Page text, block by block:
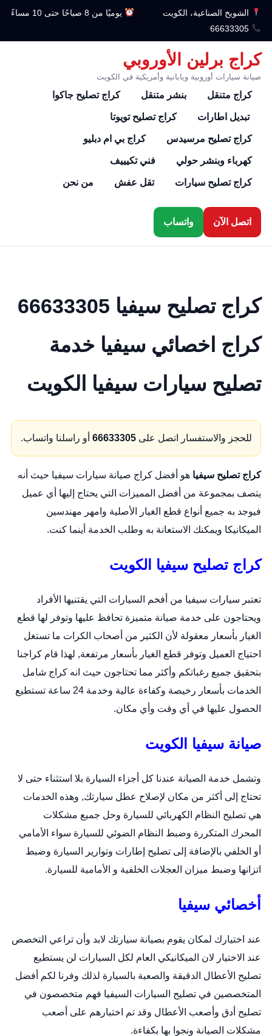
الشويخ الصناعية، الكويت
يوميًا من 8 صباحًا حتى 10 مساءً
66633305
كراج برلين الأوروبي
صيانة سيارات أوروبية ويابانية وأمريكية في الكويت
كراج متنقل بنشر متنقل كراج تصليح جاكوا
تبديل اطارات كراج تصليح تويوتا
كراج تصليح مرسيدس كراج بي ام دبليو
كهرباء وبنشر حولي فني تكيييف
كراج تصليح سيارات تقل عفش من نحن
اتصل الآن واتساب
كراج تصليح سيفيا 66633305
كراج اخصائي سيفيا خدمة
تصليح سيارات سيفيا الكويت
للحجز والاستفسار اتصل على 66633305أو راسلنا واتساب.
كراج تصليح سيفيا هو أفضل كراج صيانة سيارات سيفيا حيث أنه
يتصف بمجموعة من أفضل المميزات التي يحتاج إليها أي عميل
فيوجد به جميع أنواع قطع الغيار الأصلية وامهر مهندسين
الميكانيكا ويمكنك الاستعانة به وطلب الخدمة أينما كنت.
كراج تصليح سيفيا الكويت
تعتبر سيارات سيفيا من أفخم السيارات التي يقتنيها الأفراد
ويحتاجون على خدمة صيانة متميزة تحافظ عليها وتوفر لها قطع
الغيار بأسعار معقولة لأن الكثير من أصحاب الكرات ما تستغل
احتياج العميل وتوفر قطع الغيار بأسعار مرتفعة, لهذا قام كراجنا
بتحقيق جميع رغباتكم وأكثر مما تحتاجون حيث انه كراج شامل
الخدمات بأسعار رخيصة وكفاءة عالية وخدمة 24 ساعة تستطيع
الحصول عليها في أي وقت وأي مكان.
صيانة سيفيا الكويت
وتشمل خدمة الصيانة عندنا كل أجزاء السيارة بلا استثناء حتى لا
تحتاج إلى أكثر من مكان لإصلاح عطل سيارتك, وهذه الخدمات
هي تصليح النظام الكهربائي للسيارة وحل جميع مشكلات
المحرك المتكررة وضبط النظام الضوئي للسيارة سواء الأمامي
أو الخلفي بالإضافة إلى تصليح إطارات وتوارير السيارة وضبط
اتزانها وضبط ميزان العجلات الخلفية و الأمامية للسيارة.
أخصائي سيفيا
عند اختيارك لمكان يقوم بصيانة سيارتك لابد وأن تراعي التخصص
عند الاختيار لان الميكانيكي العام لكل السيارات لن يستطيع
تصليح الأعطال الدقيقة والصعبة بالسيارة لذلك وفرنا لكم أفضل
المتخصصين في تصليح السيارات السيفيا فهم متخصصون في
تصليح أدق وأصعب الأعطال وقد تم اختبارهم على أصعب
مشكلات الصيانة ونجوا بها بكفاءة.